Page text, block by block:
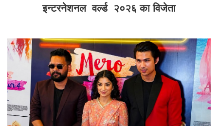
इन्टरनेशनल वर्ल्ड २०२६ का विजेता